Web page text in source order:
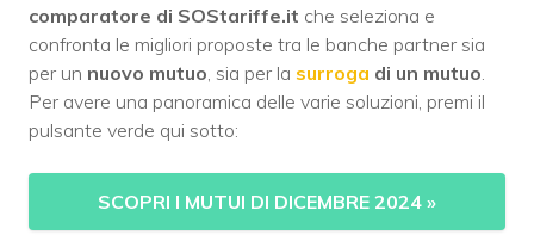
comparatore di SOStariffe.it che seleziona e
confronta le migliori proposte tra le banche partner sia
per un nuovo mutuo, sia per la surroga di un mutuo.
Per avere una panoramica delle varie soluzioni, premi il
pulsante verde qui sotto:
SCOPRI I MUTUI DI DICEMBRE 2024 »